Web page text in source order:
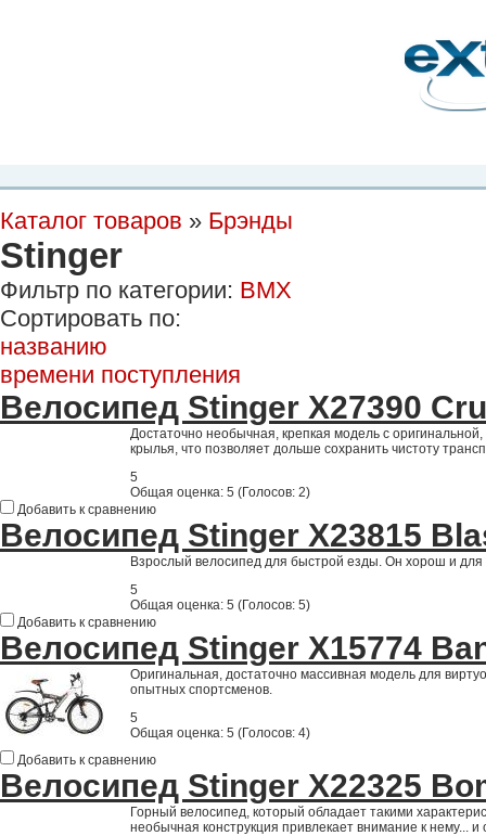
Каталог товаров » Брэнды
Stinger
Фильтр по категории: BMX
Сортировать по:
названию
времени поступления
Велосипед Stinger Х27390
Достаточно необычная, крепкая модель с
крылья, что позволяет дольше сохранить чистоту
5
Общая оценка: 5 (Голосов: 2)
Добавить к сравнению
Велосипед Stinger Х23815
Взрослый велосипед для быстрой езды. Он хорош и для
5
Общая оценка: 5 (Голосов: 5)
Добавить к сравнению
Велосипед Stinger Х15774
Оригинальная, достаточно массивная модель для
опытных спортсменов.
5
Общая оценка: 5 (Голосов: 4)
Добавить к сравнению
Велосипед Stinger Х22325
Горный велосипед, который обладает такими
необычная конструкция привлекает внимание к нему...